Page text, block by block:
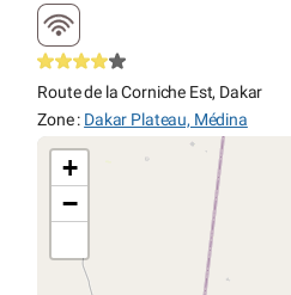
Route de la Corniche Est, Dakar
Zone : Dakar Plateau, Médina
+
−